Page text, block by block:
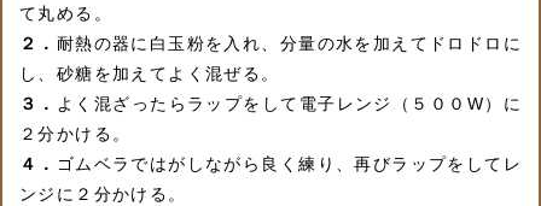
て丸める。
２． 耐熱の器に白玉粉を入れ、分量の水を加えてドロドロに
し、砂糖を加えてよく混ぜる。
３． よく混ざったらラップをして電子レンジ（５００W）に
２分かける。
４． ゴムベラではがしながら良く練り、再びラップをしてレ
ンジに２分かける。